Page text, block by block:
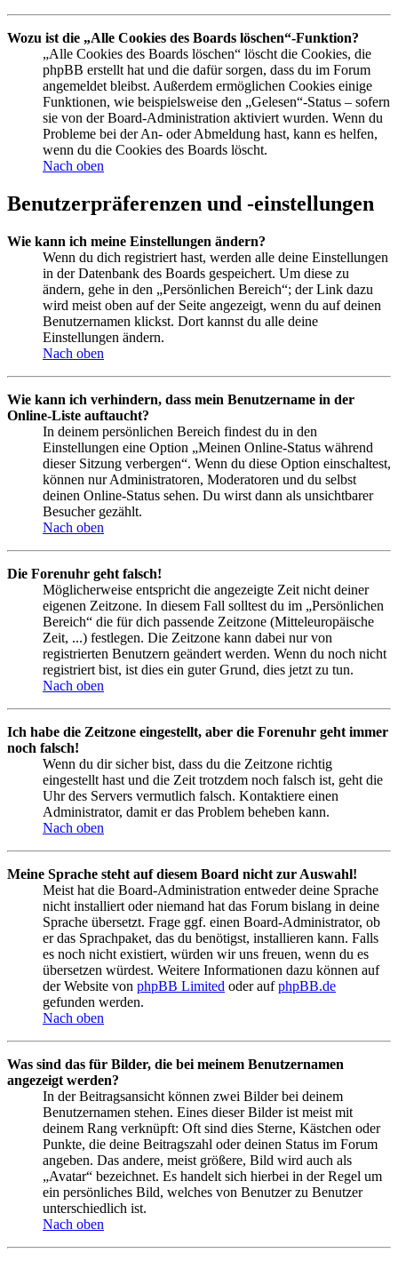
Wozu ist die „Alle Cookies des Boards löschen“-Funktion?
„Alle Cookies des Boards löschen“ löscht die Cookies, die
phpBB erstellt hat und die dafür sorgen, dass du im Forum
angemeldet bleibst. Außerdem ermöglichen Cookies einige
Funktionen, wie beispielsweise den „Gelesen“-Status – sofern
sie von der Board-Administration aktiviert wurden. Wenn du
Probleme bei der An- oder Abmeldung hast, kann es helfen,
wenn du die Cookies des Boards löscht.
Nach oben
Benutzerpräferenzen und -einstellungen
Wie kann ich meine Einstellungen ändern?
Wenn du dich registriert hast, werden alle deine Einstellungen
in der Datenbank des Boards gespeichert. Um diese zu
ändern, gehe in den „Persönlichen Bereich“; der Link dazu
wird meist oben auf der Seite angezeigt, wenn du auf deinen
Benutzernamen klickst. Dort kannst du alle deine
Einstellungen ändern.
Nach oben
Wie kann ich verhindern, dass mein Benutzername in der
Online-Liste auftaucht?
In deinem persönlichen Bereich findest du in den
Einstellungen eine Option „Meinen Online-Status während
dieser Sitzung verbergen“. Wenn du diese Option einschaltest,
können nur Administratoren, Moderatoren und du selbst
deinen Online-Status sehen. Du wirst dann als unsichtbarer
Besucher gezählt.
Nach oben
Die Forenuhr geht falsch!
Möglicherweise entspricht die angezeigte Zeit nicht deiner
eigenen Zeitzone. In diesem Fall solltest du im „Persönlichen
Bereich“ die für dich passende Zeitzone (Mitteleuropäische
Zeit, ...) festlegen. Die Zeitzone kann dabei nur von
registrierten Benutzern geändert werden. Wenn du noch nicht
registriert bist, ist dies ein guter Grund, dies jetzt zu tun.
Nach oben
Ich habe die Zeitzone eingestellt, aber die Forenuhr geht immer
noch falsch!
Wenn du dir sicher bist, dass du die Zeitzone richtig
eingestellt hast und die Zeit trotzdem noch falsch ist, geht die
Uhr des Servers vermutlich falsch. Kontaktiere einen
Administrator, damit er das Problem beheben kann.
Nach oben
Meine Sprache steht auf diesem Board nicht zur Auswahl!
Meist hat die Board-Administration entweder deine Sprache
nicht installiert oder niemand hat das Forum bislang in deine
Sprache übersetzt. Frage ggf. einen Board-Administrator, ob
er das Sprachpaket, das du benötigst, installieren kann. Falls
es noch nicht existiert, würden wir uns freuen, wenn du es
übersetzen würdest. Weitere Informationen dazu können auf
der Website von phpBB Limited oder aufphpBB.de
gefunden werden.
Nach oben
Was sind das für Bilder, die bei meinem Benutzernamen
angezeigt werden?
In der Beitragsansicht können zwei Bilder bei deinem
Benutzernamen stehen. Eines dieser Bilder ist meist mit
deinem Rang verknüpft: Oft sind dies Sterne, Kästchen oder
Punkte, die deine Beitragszahl oder deinen Status im Forum
angeben. Das andere, meist größere, Bild wird auch als
„Avatar“ bezeichnet. Es handelt sich hierbei in der Regel um
ein persönliches Bild, welches von Benutzer zu Benutzer
unterschiedlich ist.
Nach oben